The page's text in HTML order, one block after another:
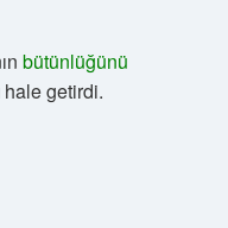
bütünlüğünü
hale getirdi.